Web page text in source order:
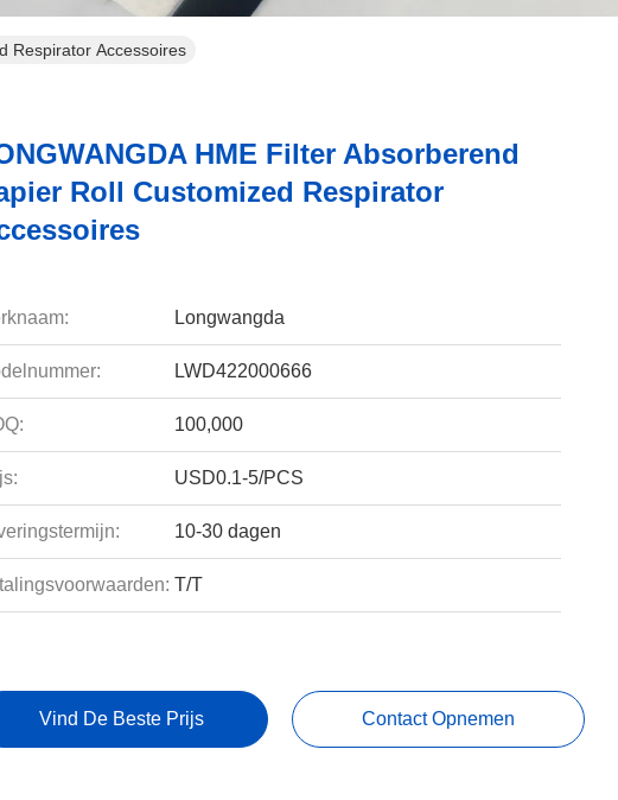
Respirator Accessoires
HME Filter Absorberend
Roll Customized Respirator
Longwangda
LWD422000666
100,000
USD0.1-5/PCS
10-30 dagen
T/T
Vind De Beste Prijs Contact Opnemen